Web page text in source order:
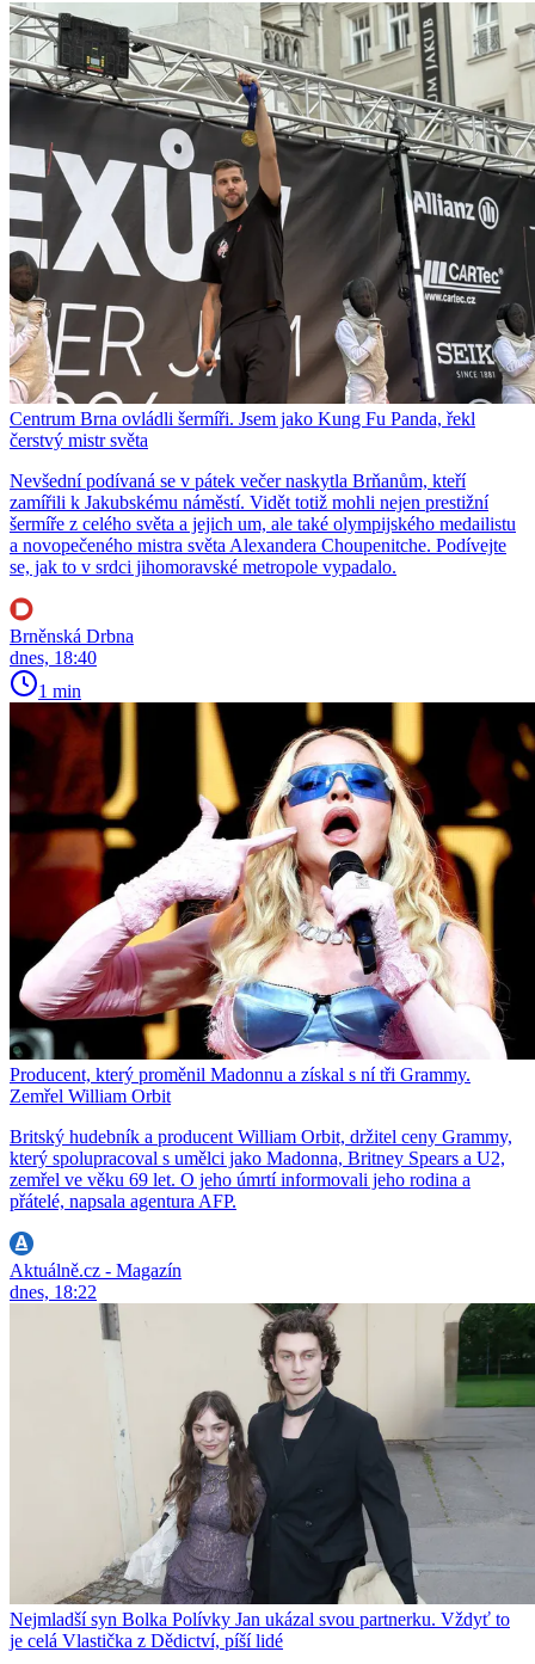
Centrum Brna ovládli šermíři. Jsem jako Kung Fu Panda, řekl
čerstvý mistr světa
Nevšední podívaná se v pátek večer naskytla Brňanům, kteří
zamířili k Jakubskému náměstí. Vidět totiž mohli nejen prestižní
šermíře z celého světa a jejich um, ale také olympijského medailistu
a novopečeného mistra světa Alexandera Choupenitche. Podívejte
se, jak to v srdci jihomoravské metropole vypadalo.
Brněnská Drbna
dnes, 18:40
1 min
Producent, který proměnil Madonnu a získal s ní tři Grammy.
Zemřel William Orbit
Britský hudebník a producent William Orbit, držitel ceny Grammy,
který spolupracoval s umělci jako Madonna, Britney Spears a U2,
zemřel ve věku 69 let. O jeho úmrtí informovali jeho rodina a
přátelé, napsala agentura AFP.
Aktuálně.cz - Magazín
dnes, 18:22
Nejmladší syn Bolka Polívky Jan ukázal svou partnerku. Vždyť to
je celá Vlastička z Dědictví, píší lidé